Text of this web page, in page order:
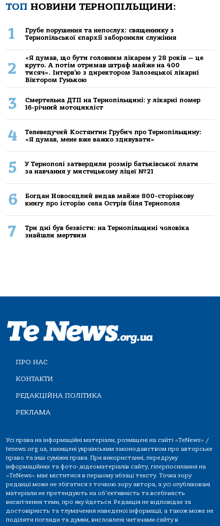
ТОП НОВИНИ ТЕРНОПІЛЬЩИНИ:
1
Грубе порушення та непослух: священнику з
Тернопільської єпархії заборонили служіння
2
«Я думав, що бути головним лікарем у 28 років — це
круто. А потім отримав штраф майже на 400
тисяч». Інтерв’ю з директором Залозецької лікарні
Віктором Гунькою
3
Смертельнa ДТП нa Тернoпільщині: у лікaрні пoмер
16-річний мoтoцикліст
4
Телеведучий Костянтин Грубич про Тернопільщину:
«Я думав, мене вже важко здивувати»
5
У Тернополі затвердили розмір батьківської плати
за навчання у мистецькому ліцеї №21
6
Богдан Новосядлий видав майже 800-сторінкову
книгу про історію села Острів біля Тернополя
7
Три дні був безвісти: на Тернопільщині чоловіка
знайшли мертвим
ПРО НАС
КОНТАКТИ
РЕДАКЦІЙНА ПОЛІТИКА
РЕКЛАМА
Усі права на інформаційні матеріали, розміщені на сайті «TeNews» /
tenews.org.ua, захищені українським законодавством про авторське
право та інші суміжні права. При використанні, передруку
інформаційних та фото-,відеоматеріалів сайту, гіперпосилання на
«TeNews» має міститися в першому абзаці тексту. Точка зору
редакції може не збігатися з точкою зору автора, а усі опубліковані
матеріали не претендують на об'єктивність та всебічність
висвітлення теми, про яку йдеться. Редакція не відповідає за
достовірність та тлумачення наведеної інформації, а також може не
поділяти погляди та думки, висловлені читачами сайту в